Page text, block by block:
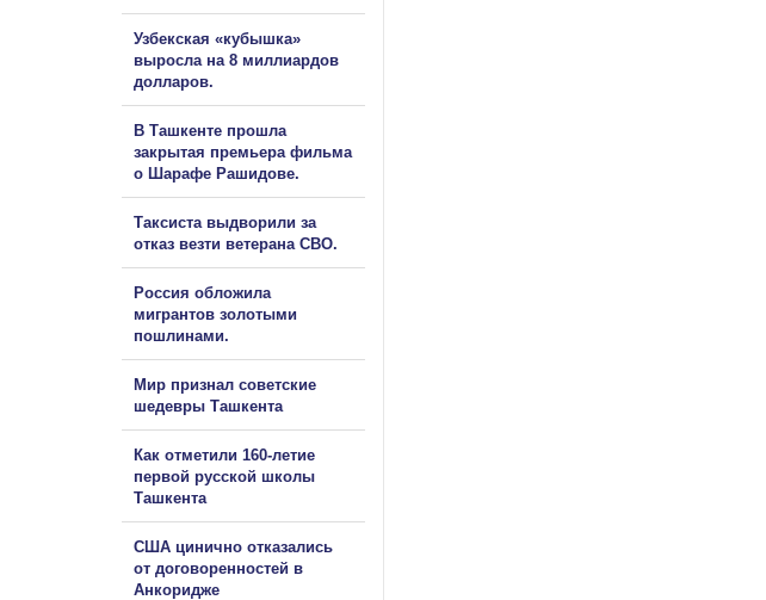
Узбекская «кубышка»
выросла на 8 миллиардов
долларов.
В Ташкенте прошла
закрытая премьера фильма
о Шарафе Рашидове.
Таксиста выдворили за
отказ везти ветерана СВО.
Россия обложила
мигрантов золотыми
пошлинами.
Мир признал советские
шедевры Ташкента
Как отметили 160-летие
первой русской школы
Ташкента
США цинично отказались
от договоренностей в
Анкоридже